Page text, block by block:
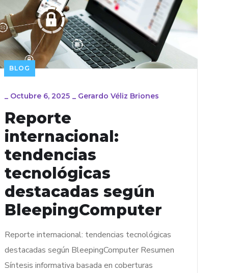
BLOG
_ Octubre 6, 2025 _ Gerardo Véliz Briones
Reporte
internacional:
tendencias
tecnológicas
destacadas según
BleepingComputer
Reporte internacional: tendencias tecnológicas
destacadas según BleepingComputer Resumen
Síntesis informativa basada en coberturas